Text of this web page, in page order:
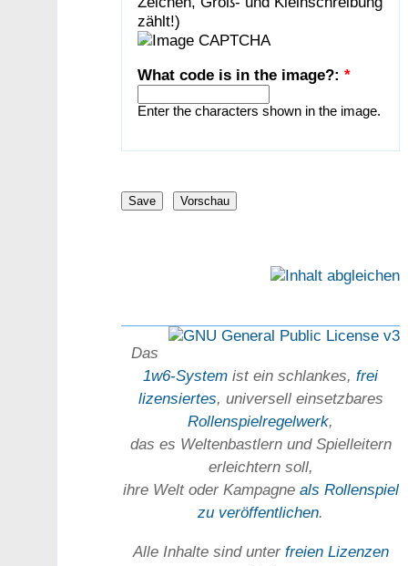
zählt!)
What code is in the image?:*
Enter the characters shown in the image.
Das
1w6-System ist ein schlankes,frei
lizensiertes, universell einsetz­bares
Rollen­spielregel­werk,
das es Welten­bastlern und Spiel­leitern
erleichtern soll,
ihre Welt oder Kam­pagne als Rollenspiel
zu ver­öffent­lichen.
Alle Inhalte sind unter freien Lizenzen